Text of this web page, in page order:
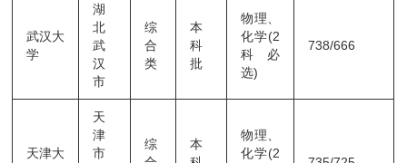
武汉大
学
湖
北
武
汉
市
综
合
类
本
科
批
物理、
化学(2
科必
选)
738/666
天津大
天
津
市
综
本
物理、
化学(2